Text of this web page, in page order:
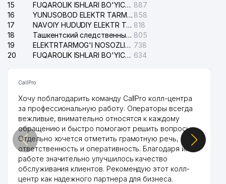
15
FUQAROLIK ISHLARI BO'YICHA YAKKASAROY TUMANLARARO SUDI 887
16
YUNUSOBOD ELEKTR TARMOG'I NOSOZLIKLARI XIZMATI 858
17
NAVOIY HUDUDIY ELEKTR TARMOQLARI KORXONASI AJ 818
18
Ташкентский следственный изолятор 805
19
ELEKTRTARMOG'I NOSOZLIKLARINI TO'ZATISH SERGELI XIZMATI 738
20
FUQAROLIK ISHLARI BO'YICHA UCH-TEPA TUMANI SUDI 634
CallPro
Хочу поблагодарить команду CallPro колл-центра
за профессиональную работу. Операторы всегда
вежливые, внимательно относятся к каждому
обращению и быстро помогают решить вопросы.
Отдельно хочется отметить грамотную речь,
ответственность и оперативность. Благодаря их
работе значительно улучшилось качество
обслуживания клиентов. Рекомендую этот колл-
центр как надежного партнера для бизнеса.